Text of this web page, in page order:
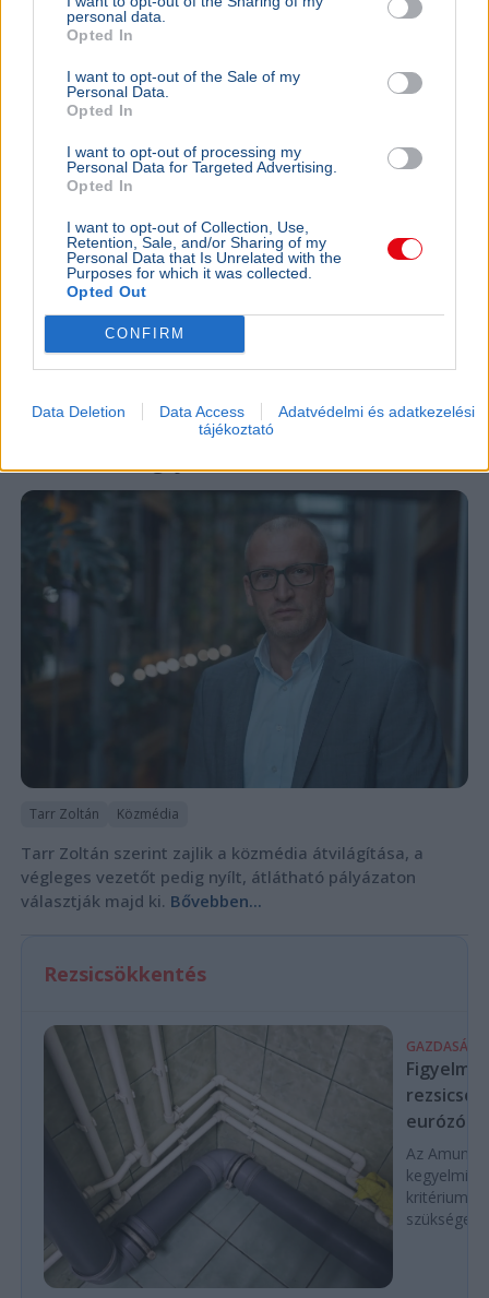
personal data.
Opted In
I want to opt-out of the Sale of my
Personal Data.
Opted In
I want to opt-out of processing my
Personal Data for Targeted Advertising.
Opted In
I want to opt-out of Collection, Use,
Retention, Sale, and/or Sharing of my
Personal Data that Is Unrelated with the
Purposes for which it was collected.
Opted Out
CONFIRM
Data Deletion Data Access
Adatvédelmi és adatkezelési
tájékoztató
Magyar Péter Köztársasági elnök
Magyar Péter szerint nem lesz meglepetés a
köztársasági elnökjelöltek neveiben, a parlament
kedden választ a három jelölt közül.
BELFÖLD 2026. augusztus 7.
Online felületen várják a javaslatokat a
Tarr Zoltán Közmédia
Tarr Zoltán szerint zajlik a közmédia átvilágítása, a
végleges vezetőt pedig nyílt, átlátható pályázaton
választják majd ki. Bővebben...
Rezsicsökkentés
GAZDASÁG
Az Amundi
kegyelmi